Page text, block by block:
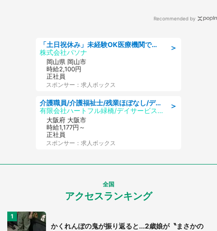
Recommended by
＞
「土日祝休み」未経験OK医療機関での治験コーディネーターのお仕事
株式会社パソナ
岡山県 岡山市
時給2,100円
正社員
スポンサー：求人ボックス
＞
介護職員/介護福祉士/残業ほぼなし/デイサービスの介護士/日勤のみ
有限会社ハートフル緑橋/デイサービスセンター ハートフル桃谷
大阪府 大阪市
時給1,177円～
正社員
スポンサー：求人ボックス
全国
アクセスランキング
かくれんぼの鬼が振り返ると...2歳娘が〝まさかの